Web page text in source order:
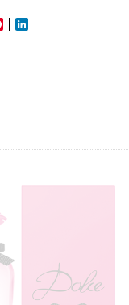
Pinterest